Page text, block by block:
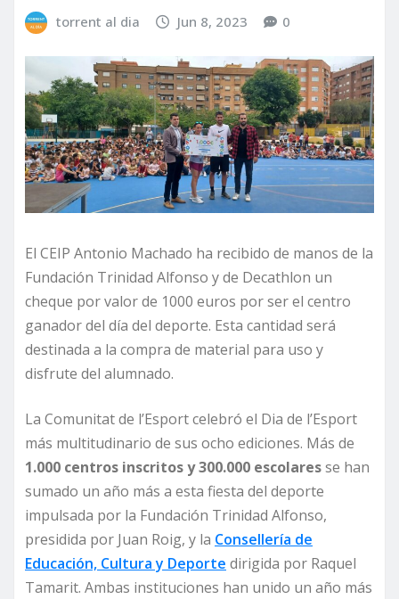
torrent al dia Jun 8, 2023 0
El CEIP Antonio Machado ha recibido de manos de la
Fundación Trinidad Alfonso y de Decathlon un
cheque por valor de 1000 euros por ser el centro
ganador del día del deporte. Esta cantidad será
destinada a la compra de material para uso y
disfrute del alumnado.
La Comunitat de l’Esport celebró el Dia de l’Esport
más multitudinario de sus ocho ediciones. Más de
1.000 centros inscritos y 300.000 escolaresse han
sumado un año más a esta fiesta del deporte
impulsada por la Fundación Trinidad Alfonso,
presidida por Juan Roig, y la Consellería de
Educación, Cultura y Deporte dirigida por Raquel
Tamarit. Ambas instituciones han unido un año más